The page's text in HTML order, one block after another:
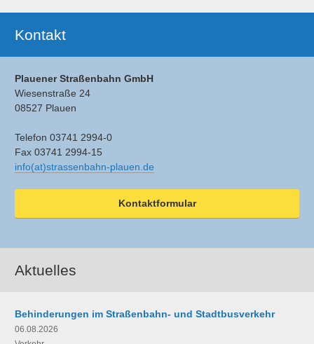
Kontakt
Plauener Straßenbahn GmbH
Wiesenstraße 24
08527 Plauen
Telefon 03741 2994-0
Fax 03741 2994-15
info(at)strassenbahn-plauen.de
Kontaktformular
Aktuelles
Behinderungen im Straßenbahn- und Stadtbusverkehr
06.08.2026